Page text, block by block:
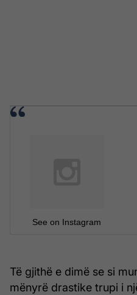
See on Instagram
Të gjithë e dimë se si
mënyrë drastike trupi i